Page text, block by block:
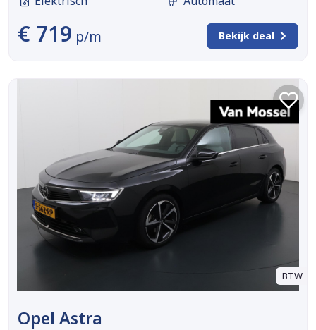
€ 719 p/m Bekijk deal
BTW
Opel Astra